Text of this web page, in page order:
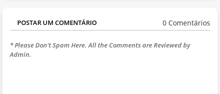
POSTAR UM COMENTÁRIO 0 Comentários
* Please Don't Spam Here. All the Comments are Reviewed by
Admin.